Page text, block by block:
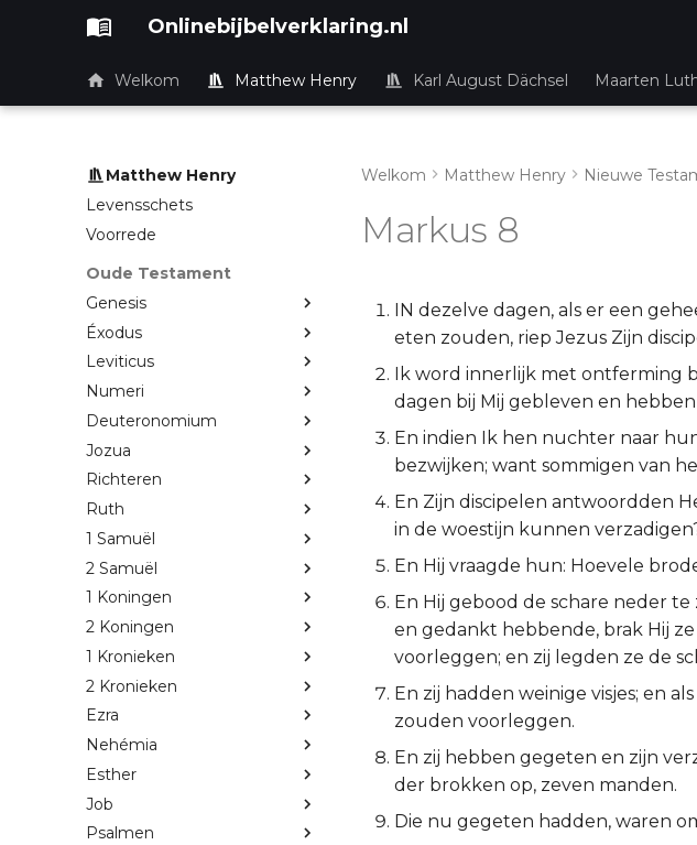
Onlinebijbelverklaring.nl
Welkom Matthew Henry Karl August Dächsel Maarten
Matthew Henry
Levensschets
Voorrede
Oude Testament
Genesis
Éxodus
Leviticus
Numeri
Deuteronomium
Jozua
Richteren
Ruth
1 Samuël
2 Samuël
1 Koningen
2 Koningen
1 Kronieken
2 Kronieken
Ezra
Nehémia
Esther
Job
Psalmen
Welkom Matthew Henry Nieuwe
Markus 8
IN dezelve dagen, als er een
eten zouden, riep Jezus Zijn
Ik word innerlijk met ontferming
dagen bij Mij gebleven en
En indien Ik hen nuchter naar
bezwijken; want sommigen van
En Zijn discipelen antwoordden
in de woestijn kunnen
En Hij vraagde hun: Hoevele
En Hij gebood de schare neder
en gedankt hebbende, brak Hij
voorleggen; en zij legden ze de
En zij hadden weinige visjes; en
zouden voorleggen.
En zij hebben gegeten en zijn
der brokken op, zeven manden.
Die nu gegeten hadden, waren